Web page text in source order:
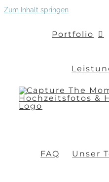
Zum Inhalt springen
Portfolio
FAQ Unser